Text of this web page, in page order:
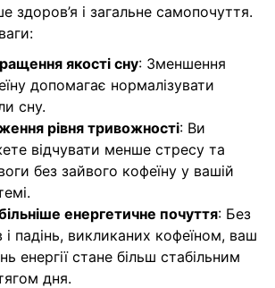
здоров’я і загальне самопочуття.
якості сну: Зменшення
допомагає нормалізувати
сну.
рівня тривожності: Ви
відчувати менше стресу та
без зайвого кофеїну у вашій
енергетичне почуття: Без
і падінь, викликаних кофеїном, ваш
енергії стане більш стабільним
дня.